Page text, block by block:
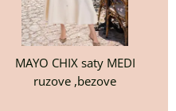
MAYO CHIX saty MEDI
ruzove ,bezove